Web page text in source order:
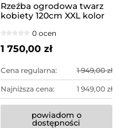
Rzeźba ogrodowa twarz
kobiety 120cm XXL kolor
- imponująca dekoracja
ogrodowa
0 ocen
1 750,00 zł
Cena regularna: 1 949,00 zł
Najniższa cena: 1 949,00 zł
powiadom o
dostępności